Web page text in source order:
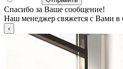
Спасибо за Ваше сообщение!
Наш менеджер свяжется с Вами в